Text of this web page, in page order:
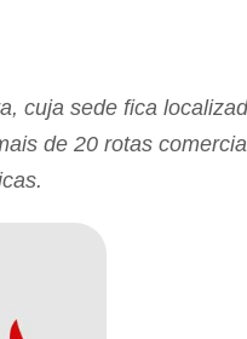
cuja sede fica
de 20 rotas